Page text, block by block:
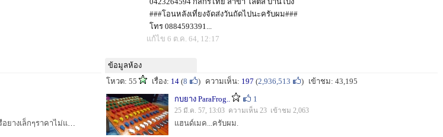
###โอนหลังเที่ยงจัดส่งวันถัดไปนะครับผม###
โทร 0884593391...
แก้ไข 6 ต.ค. 64, 12:17
สวัสดีครับน้าๆ วันนี้ได้มีโอกาสมาตกปลาและเทสเรือยางเล็กๆราคาไม่แพงดูครับ ว่าจะออกมาในรูปแบบไหน...ลองมาติดตามชมกันนะครับผม... :grin: :grin: :grin:...
ข้อมูลห้อง
โหวต: 55
เรื่อง: 14 (8 ) ความเห็น: 197 (2,936,513 ) เข้าชม: 43,195
กบยาง ParaFrog..
1
25 มี.ค. 57, 13:03 ความเห็น 23 เข้าชม 2,063
แฮนด์เมค...ครับผม.